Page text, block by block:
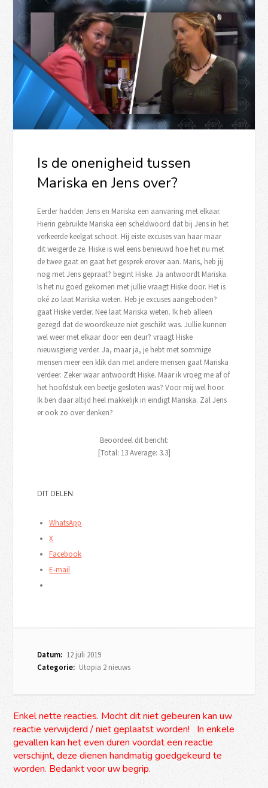
Is de onenigheid tussen
Mariska en Jens over?
Eerder hadden Jens en Mariska een aanvaring met elkaar.
Hierin gebruikte Mariska een scheldwoord dat bij Jens in het
verkeerde keelgat schoot. Hij eiste excuses van haar maar
dit weigerde ze. Hiske is wel eens benieuwd hoe het nu met
de twee gaat en gaat het gesprek erover aan. Maris, heb jij
nog met Jens gepraat? begint Hiske. Ja antwoordt Mariska.
Is het nu goed gekomen met jullie vraagt Hiske door. Het is
oké zo laat Mariska weten. Heb je excuses aangeboden?
gaat Hiske verder. Nee laat Mariska weten. Ik heb alleen
gezegd dat de woordkeuze niet geschikt was. Jullie kunnen
wel weer met elkaar door een deur? vraagt Hiske
nieuwsgierig verder. Ja, maar ja, je hebt met sommige
mensen meer een klik dan met andere mensen gaat Mariska
verdeer. Zeker waar antwoordt Hiske. Maar ik vroeg me af of
het hoofdstuk een beetje gesloten was? Voor mij wel hoor.
Ik ben daar altijd heel makkelijk in eindigt Mariska. Zal Jens
er ook zo over denken?
Beoordeel dit bericht:
[Total: 13Average: 3.3]
DIT DELEN:
WhatsApp
X
Facebook
E-mail
Datum: 12 juli 2019
Categorie: Utopia 2 nieuws
Enkel nette reacties. Mocht dit niet gebeuren kan uw
reactie verwijderd / niet geplaatst worden! In enkele
gevallen kan het even duren voordat een reactie
verschijnt, deze dienen handmatig goedgekeurd te
worden. Bedankt voor uw begrip.